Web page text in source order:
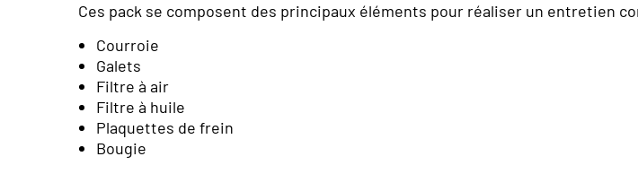
Ces pack se composent des principaux éléments pour réaliser un entretien
Courroie
Galets
Filtre à air
Filtre à huile
Plaquettes de frein
Bougie